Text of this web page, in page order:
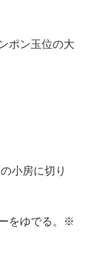
ポン玉位の大
小房に切り
をゆでる。※